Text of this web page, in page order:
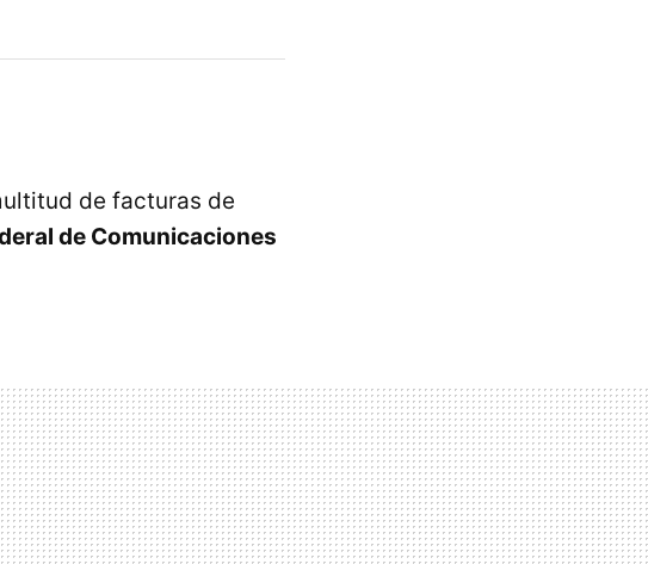
de facturas de
de Comunicaciones